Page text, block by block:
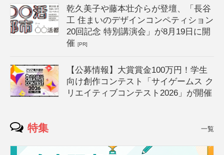
乾久美子や藤本壮介らが登壇、「長谷
工 住まいのデザインコンペティション
20回記念 特別講演会」が8月19日に開
催[PR]
【公募情報】大賞賞金100万円！学生
向け創作コンテスト「サイゲームス ク
リエイティブコンテスト2026」が開催
特集 一覧